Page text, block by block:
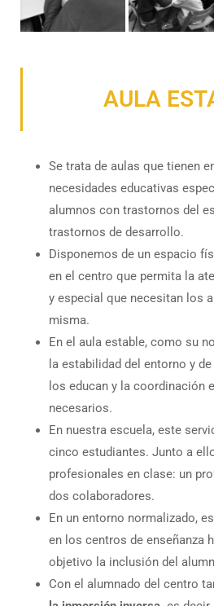
AULA
Se trata de aulas que tienen
necesidades educativas
alumnos con trastornos del
trastornos de desarrollo.
Disponemos de un espacio
en el centro que permita la
y especial que necesitan los
misma.
En el aula estable, como su
la estabilidad del entorno y
los educan y la coordinación
necesarios.
En nuestra escuela, este
cinco estudiantes. Junto a
profesionales en clase: un
dos colaboradores.
En un entorno normalizado,
en los centros de enseñanza
objetivo la inclusión del
Con el alumnado del centro